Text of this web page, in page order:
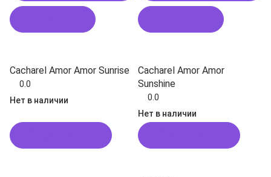
Cacharel Amor Amor Sunrise
0.0
Нет в наличии
Cacharel Amor Amor
Sunshine
0.0
Нет в наличии